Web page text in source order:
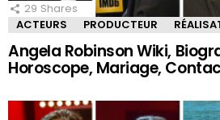
29 Shares
ACTEURS
PRODUCTEUR
Angela Robinson Wiki,
Horoscope, Mariage,